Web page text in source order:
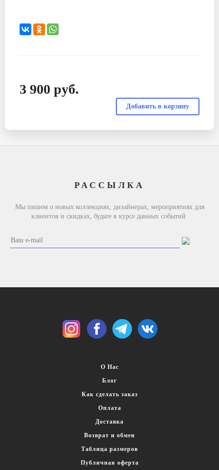
3 900 руб.
РАССЫЛКА
Мы пишем о новых коллекциях, дизайнерах, мероприятиях для
клиентов и скидках, будьте в курсе данных событий
О Нас
Блог
Как сделать заказ
Оплата
Доставка
Возврат и обмен
Таблица размеров
Публичная оферта